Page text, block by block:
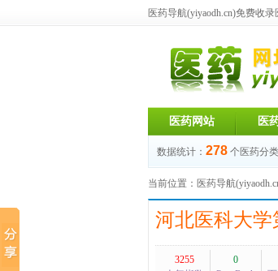
医药导航(yiyaodh.cn)免费收录
医药网站 医
数据统计： 278 个医药分类
当前位置： 医药导航
河北医科大学
3255
0